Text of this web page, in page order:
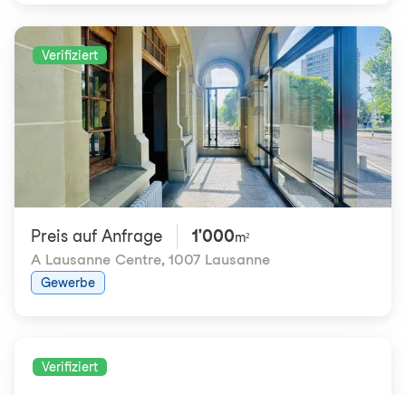
Verifiziert
Preis auf Anfrage 1'000m²
A Lausanne Centre, 1007 Lausanne
Gewerbe
Verifiziert